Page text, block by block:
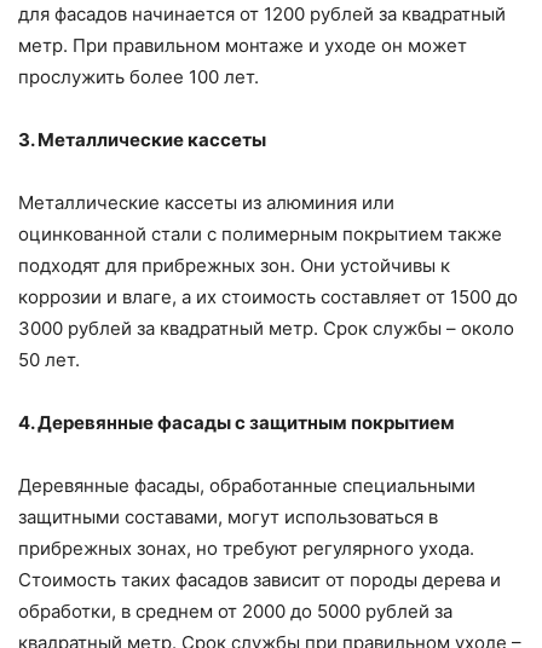
для фасадов начинается от 1200 рублей за квадратный
метр. При правильном монтаже и уходе он может
прослужить более 100 лет.
3. Металлические кассеты
Металлические кассеты из алюминия или
оцинкованной стали с полимерным покрытием также
подходят для прибрежных зон. Они устойчивы к
коррозии и влаге, а их стоимость составляет от 1500 до
3000 рублей за квадратный метр. Срок службы – около
50 лет.
4. Деревянные фасады с защитным покрытием
Деревянные фасады, обработанные специальными
защитными составами, могут использоваться в
прибрежных зонах, но требуют регулярного ухода.
Стоимость таких фасадов зависит от породы дерева и
обработки, в среднем от 2000 до 5000 рублей за
квадратный метр. Срок службы при правильном уходе –